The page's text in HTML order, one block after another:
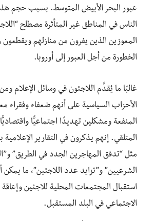
عبور البحر الأبيض المتوسط. بسبب حجم
الناس في المناطق غير المتأثرة مصطلح
المعوزين الذين يفرون من منازلهم
الخطورة من أجل العبور إلى أوروبا.
غالبًا ما يُقدَّم اللاجئون في وسائل الإعلام
الأحزاب السياسية على أنهم ضعفاء وفقراء
المنفعة ومشكلين تهديدًا اجتماعيًّا
المتلقي. إنهم يذكرون في التقارير
مثل “تدفق المهاجرين الجدد في الطريق”
الشرعيين” و”تزايد عدد اللاجئين”، ما يمكن
استقبال المجتمعات المحلية للاجئين
الاجتماعي في البلد المستقبل.